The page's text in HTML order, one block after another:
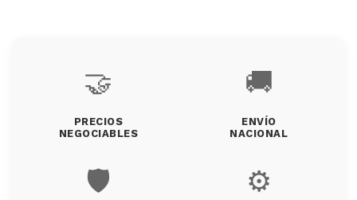
🤝
PRECIOS
NEGOCIABLES
🚚
ENVÍO
NACIONAL
🛡️ ⚙️